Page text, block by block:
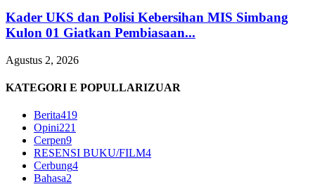
Kader UKS dan Polisi Kebersihan MIS Simbang
Kulon 01 Giatkan Pembiasaan...
Agustus 2, 2026
KATEGORI E POPULLARIZUAR
Berita419
Opini221
Cerpen9
RESENSI BUKU/FILM4
Cerbung4
Bahasa2